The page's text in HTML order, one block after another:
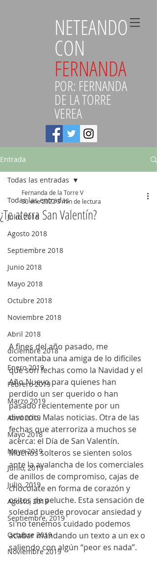
NETEANDO
CON
FERNANDA
POR: FERNANDA
DE LA TORRE
VEREA
Entrada
Todas las entradas
Julio 2018
Agosto 2018
Septiembre 2018
Junio 2018
Mayo 2018
Octubre 2018
Noviembre 2018
Abril 2018
diciembre 2018
Enero 2019
Febrero 2019
Marzo 2019
Abril 2019
Mayo 2018
Mayo 2019
Junio, 2019
Julio, 2019
Agosto, 2019
Septiembre, 2019
Octubre 2019
Noviembre 2019
Todas las entradas
¿Te aterra San Valentín?
Fernanda de la Torre V
30 ene 20223 min de lectura
A fines del año pasado, me
comentaba una amiga de lo difíciles
que son fechas como la Navidad y el
Año Nuevo para quienes han
perdido un ser querido o han
pasado recientemente por un
divorcio. Malas noticias. Otra de las
fechas que aterroriza a muchos se
acerca: el Día de San Valentín.
Muchos solteros se sienten solos
ante la avalancha de los comerciales
de anillos de compromiso, cajas de
chocolate en forma de corazón y
ositos de peluche. Esta sensación de
soledad puede provocar ansiedad y
si no tenemos cuidado podemos
acabar mandando un texto a un ex o
saliendo con algún “peor es nada”.